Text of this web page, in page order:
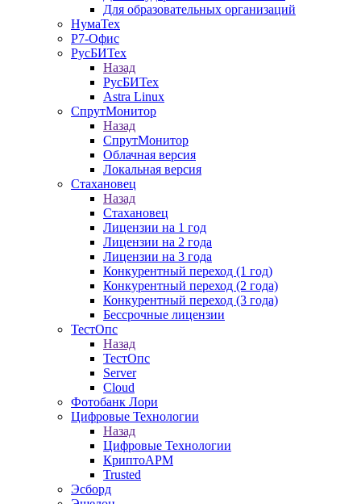
Для образовательных организаций
НумаТех
Р7-Офис
РусБИТех
Назад
РусБИТех
Astra Linux
СпрутМонитор
Назад
СпрутМонитор
Облачная версия
Локальная версия
Стахановец
Назад
Стахановец
Лицензии на 1 год
Лицензии на 2 года
Лицензии на 3 года
Конкурентный переход (1 год)
Конкурентный переход (2 года)
Конкурентный переход (3 года)
Бессрочные лицензии
ТестОпс
Назад
ТестОпс
Server
Cloud
Фотобанк Лори
Цифровые Технологии
Назад
Цифровые Технологии
КриптоАРМ
Trusted
Эсборд